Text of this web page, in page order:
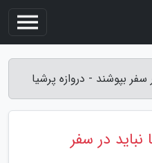
بپوشند - دروازه پرشیا
در سفر